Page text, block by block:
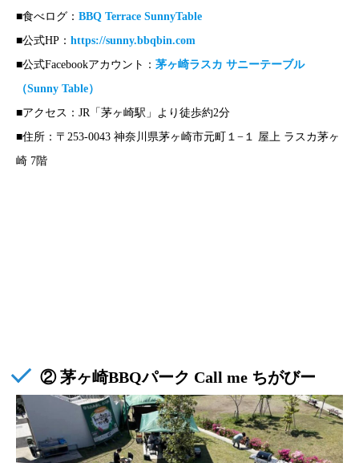
■食べログ： BBQ Terrace SunnyTable
■公式HP： https://sunny.bbqbin.com
■公式Facebookアカウント： 茅ヶ崎ラスカ サニーテーブル
（Sunny Table）
■アクセス：JR「茅ヶ崎駅」より徒歩約2分
■住所：〒253-0043 神奈川県茅ヶ崎市元町１−１ 屋上 ラスカ茅ヶ
崎 7階
② 茅ヶ崎BBQパーク Call me ちがびー